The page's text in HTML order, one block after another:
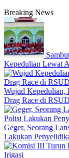
Breaking News
Kepedulian Lewat
Wujud Kepedulian,
Drag Race di
Geger, Seorang
Lakukan